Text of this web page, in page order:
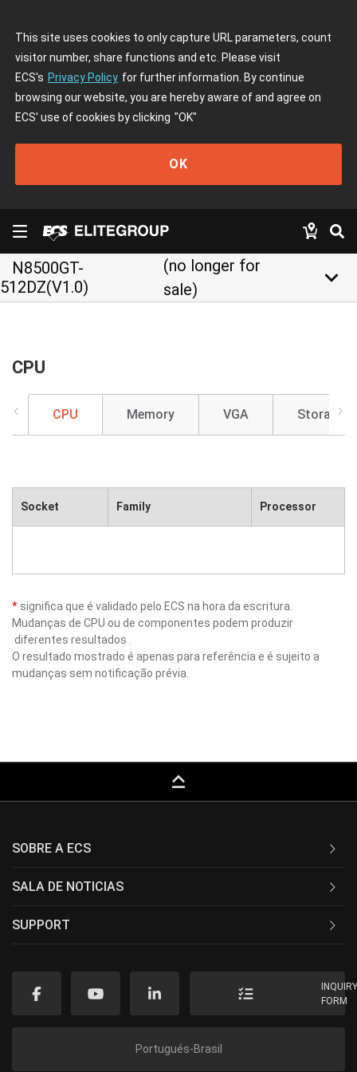
This site uses cookies to only capture URL parameters, count
visitor number, share functions and etc. Please visit
ECS's Privacy Policy for further information. By continue
browsing our website, you are hereby aware of and agree on
ECS' use of cookies by clicking "OK"
OK
N8500GT-
512DZ(V1.0)
(no longer for
sale)
keyboard_arrow_down
CPU
CPU Memory VGA Storage
Socket Family Processor
* significa que é validado pelo ECS na hora da escritura.
Mudanças de CPU ou de componentes podem produzir
diferentes resultados .
O resultado mostrado é apenas para referência e é sujeito a
mudanças sem notificação prévia.
keyboard_capslock
SOBRE A ECS
SALA DE NOTICIAS
SUPPORT
FORM
Portugués-Brasil